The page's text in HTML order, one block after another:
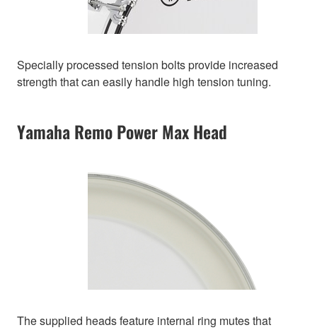
Specially processed tension bolts provide increased
strength that can easily handle high tension tuning.
Yamaha Remo Power Max Head
The supplied heads feature internal ring mutes that